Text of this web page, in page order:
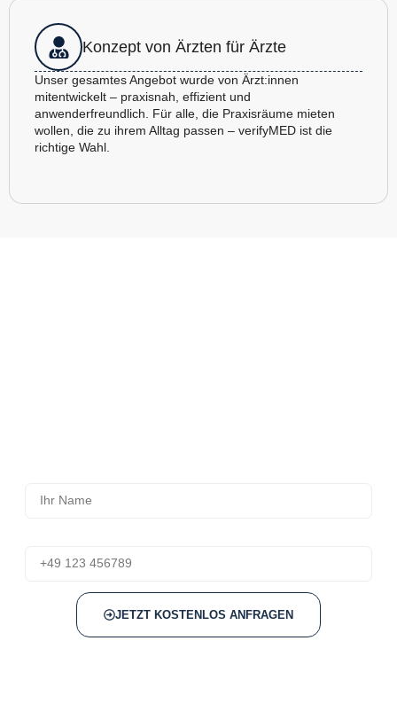
Konzept von Ärzten für Ärzte
Unser gesamtes Angebot wurde von Ärzt:innen
mitentwickelt – praxisnah, effizient und
anwenderfreundlich. Für alle, die Praxisräume mieten
wollen, die zu ihrem Alltag passen – verifyMED ist die
richtige Wahl.
JETZT KOSTENLOS ANFRAGEN